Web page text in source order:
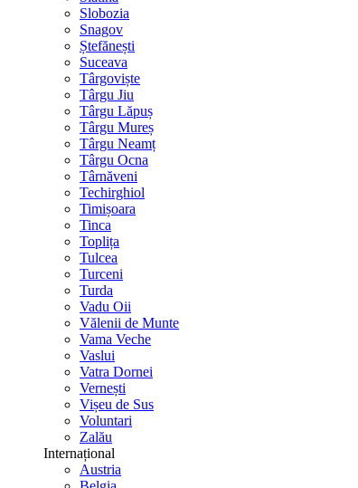
Slobozia
Snagov
Ștefănești
Suceava
Târgoviște
Târgu Jiu
Târgu Lăpuș
Târgu Mureș
Târgu Neamț
Târgu Ocna
Târnăveni
Techirghiol
Timișoara
Tinca
Toplița
Tulcea
Turceni
Turda
Vadu Oii
Vălenii de Munte
Vama Veche
Vaslui
Vatra Dornei
Vernești
Vișeu de Sus
Voluntari
Zalău
Internațional
Austria